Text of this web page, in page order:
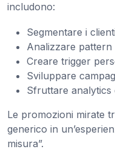
includono:
Segmentare i
Analizzare pattern
Creare trigger
Sviluppare
Sfruttare analytics
Le promozioni mirate
generico in
misura”.